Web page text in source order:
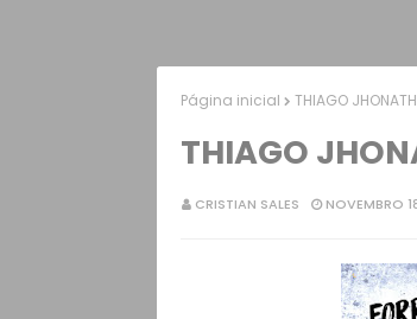
Página inicial THIAGO
THIAGO
CRISTIAN SALES NOVEMBRO